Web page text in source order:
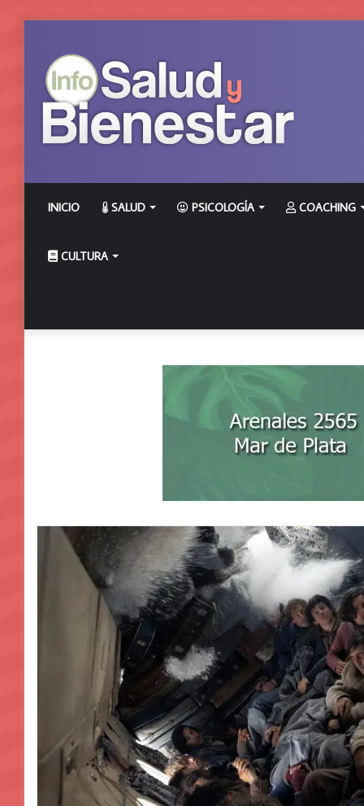
INICIO SALUD PSICOLOGÍA COACHING
CULTURA